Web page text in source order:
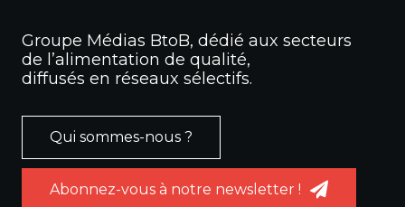
Groupe Médias BtoB, dédié aux secteurs
de l’alimentation de qualité,
diffusés en réseaux sélectifs.
Qui sommes-nous ?
Abonnez-vous à notre newsletter !